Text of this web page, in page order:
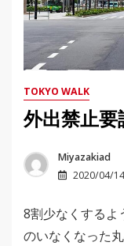
TOKYO WALK
外出禁止要
Miyazakiad
2020/04/14
8割少なくするよ
のいなくなった丸